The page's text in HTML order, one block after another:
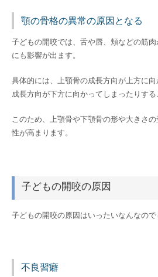
顎の骨格の異常の原因となる
子どもの開咬では、舌や唇、頬などの筋
にも影響が出ます。
具体的には、上顎骨の成長方向が上方に
成長方向が下方に向かってしまったりする
このため、上顎骨や下顎骨の形や大きさ
性が高まります。
子どもの開咬の原因
子どもの開咬の原因はいったいなんなので
不良習癖